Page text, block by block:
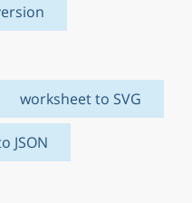
worksheet to SVG
JSON